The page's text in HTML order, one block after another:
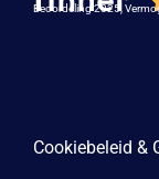
Beoordeling 2025,
Cookiebeleid &